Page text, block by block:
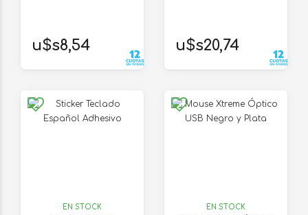
u$s8,54 u$s20,74
EN STOCK EN STOCK